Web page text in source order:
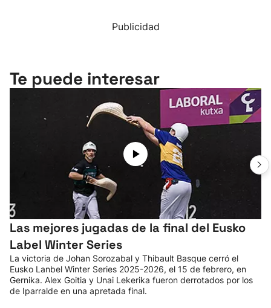
Publicidad
Te puede interesar
Las mejores jugadas de la final del Eusko
Label Winter Series
La victoria de Johan Sorozabal y Thibault Basque cerró el
Eusko Lanbel Winter Series 2025-2026, el 15 de febrero, en
Gernika. Alex Goitia y Unai Lekerika fueron derrotados por los
de Iparralde en una apretada final.